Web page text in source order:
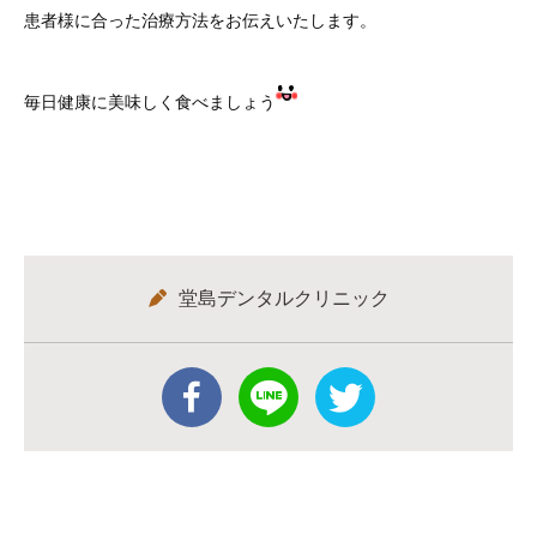
患者様に合った治療方法をお伝えいたします。
毎日健康に美味しく食べましょう
堂島デンタルクリニック